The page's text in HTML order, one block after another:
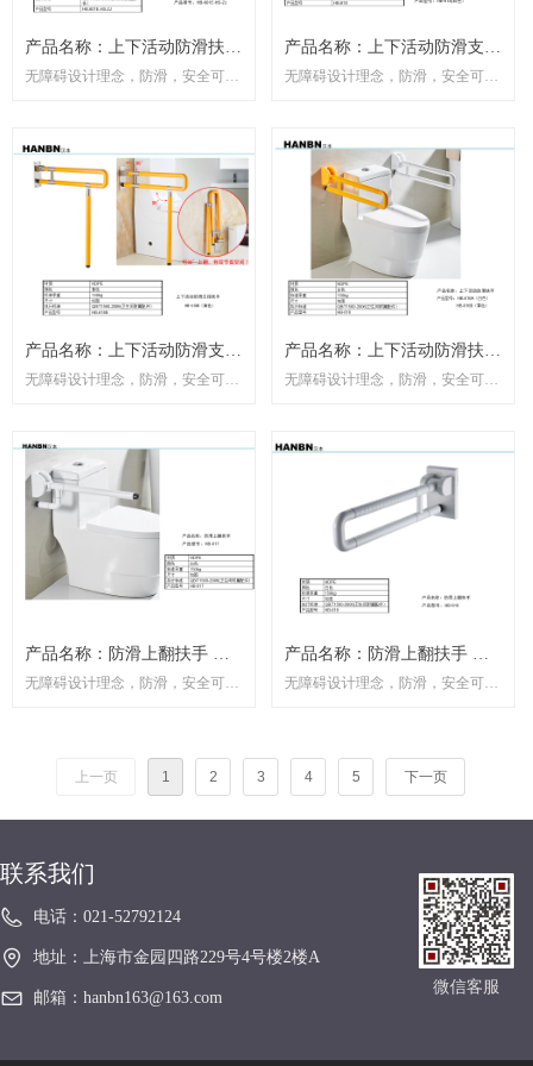
产品名称：上下活动防滑扶手
(黑色） 产品型号：HB-601E-
无障碍设计理念，防滑，安全可
配件都十分考究。 无障碍设施为残
弱人、老年人、病人营造真 正温
馨、舒适的生活环境。
产品名称：上下活动防滑支撑
扶手 产品型号：HB-618(白
无障碍设计理念，防滑，安全可
配件都十分考究。 无障碍设施为残
弱人、老年人、病人营造真 正温
馨、舒适的生活环境。
产品名称：上下活动防滑支撑
扶手 产品型号：HB-618B(黄
无障碍设计理念，防滑，安全可
配件都十分考究。 无障碍设施为残
弱人、老年人、病人营造真 正温
馨、舒适的生活环境。
产品名称：上下活动防滑扶手
产品型号：HB-616A（白色）
无障碍设计理念，防滑，安全可
配件都十分考究。 无障碍设施为残
弱人、老年人、病人营造真 正温
馨、舒适的生活环境。
产品名称：防滑上翻扶手 产
品型号：HB-617
无障碍设计理念，防滑，安全可
配件都十分考究。 无障碍设施为残
弱人、老年人、病人营造真 正温
产品名称：防滑上翻扶手 产
品型号：HB-619
无障碍设计理念，防滑，安全可
配件都十分考究。 无障碍设施为残
弱人、老年人、病人营造真 正温
上一页 1 2 3 4 5 下一页
联系我们
电话： 021-52792124
地址： 上海市金园四路229号4号楼2楼A
邮箱： hanbn163@163.com
微信客服